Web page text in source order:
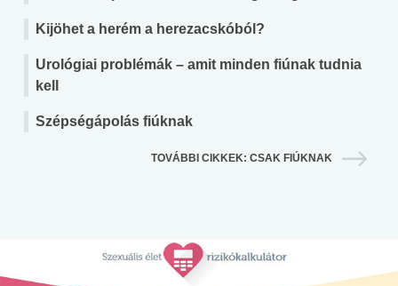
Kijöhet a herém a herezacskóból?
Urológiai problémák – amit minden fiúnak tudnia
kell
Szépségápolás fiúknak
TOVÁBBI CIKKEK: CSAK FIÚKNAK